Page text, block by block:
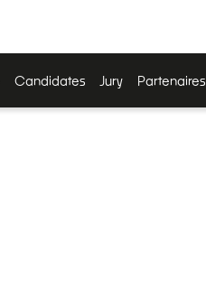
Candidates Jury Partenaires